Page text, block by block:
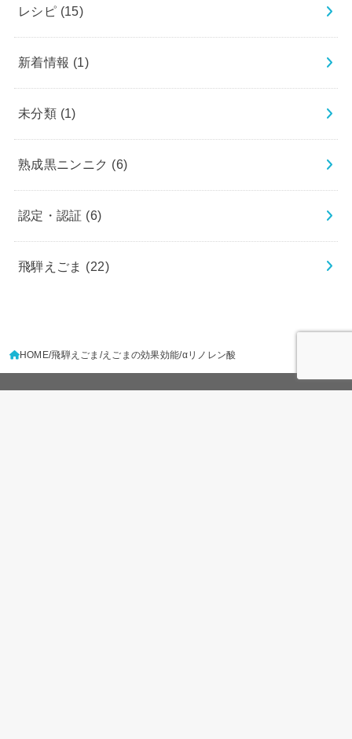
レシピ (15)
新着情報 (1)
未分類 (1)
熟成黒ニンニク (6)
認定・認証 (6)
飛騨えごま (22)
HOME 飛騨えごま えごまの効果効能 αリノレン酸